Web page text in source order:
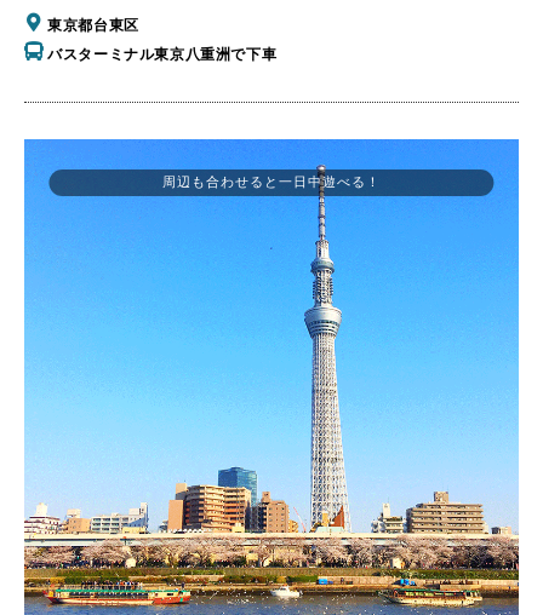
東京都台東区
バスターミナル東京八重洲で下車
周辺も合わせると一日中遊べる！